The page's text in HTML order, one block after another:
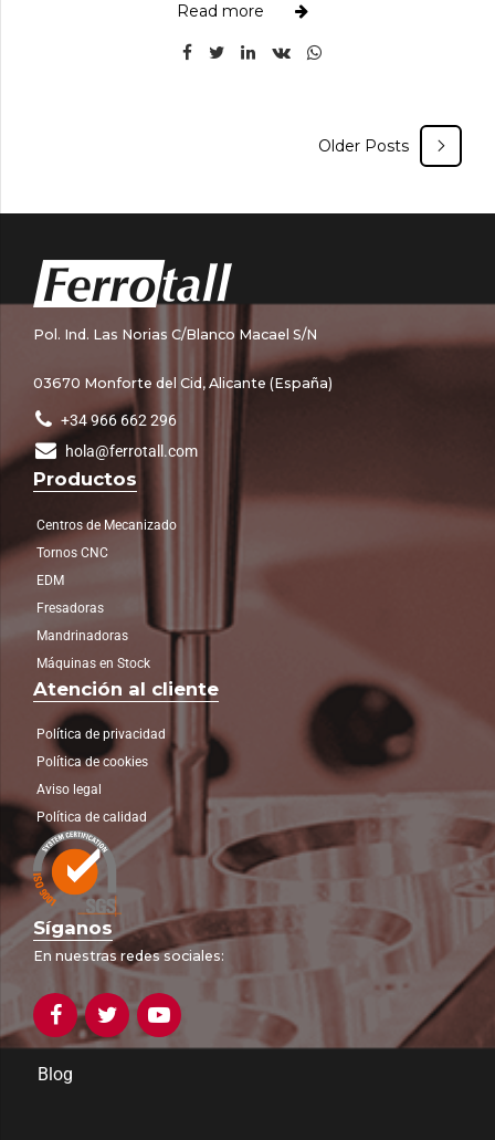
Read more
Older Posts
Pol. Ind. Las Norias C/Blanco Macael S/N
03670 Monforte del Cid, Alicante (España)
+34 966 662 296
hola@ferrotall.com
Productos
Centros de Mecanizado
Tornos CNC
EDM
Fresadoras
Mandrinadoras
Máquinas en Stock
Atención al cliente
Política de privacidad
Política de cookies
Aviso legal
Política de calidad
Síganos
En nuestras redes sociales:
Blog